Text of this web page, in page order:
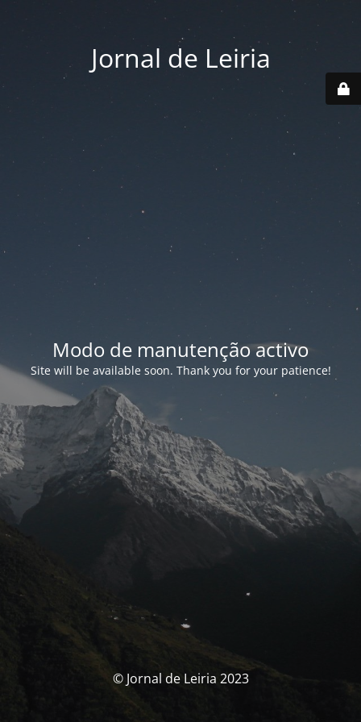
Jornal de Leiria
Modo de manutenção activo
Site will be available soon. Thank you for your patience!
© Jornal de Leiria 2023